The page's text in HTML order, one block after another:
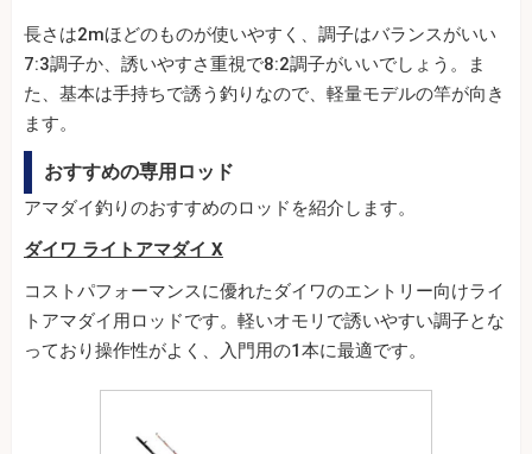
長さは2mほどのものが使いやすく、調子はバランスがいい
7:3調子か、誘いやすさ重視で8:2調子がいいでしょう。ま
た、基本は手持ちで誘う釣りなので、軽量モデルの竿が向き
ます。
おすすめの専用ロッド
アマダイ釣りのおすすめのロッドを紹介します。
ダイワ ライトアマダイ X
コストパフォーマンスに優れたダイワのエントリー向けライ
トアマダイ用ロッドです。軽いオモリで誘いやすい調子とな
っており操作性がよく、入門用の1本に最適です。